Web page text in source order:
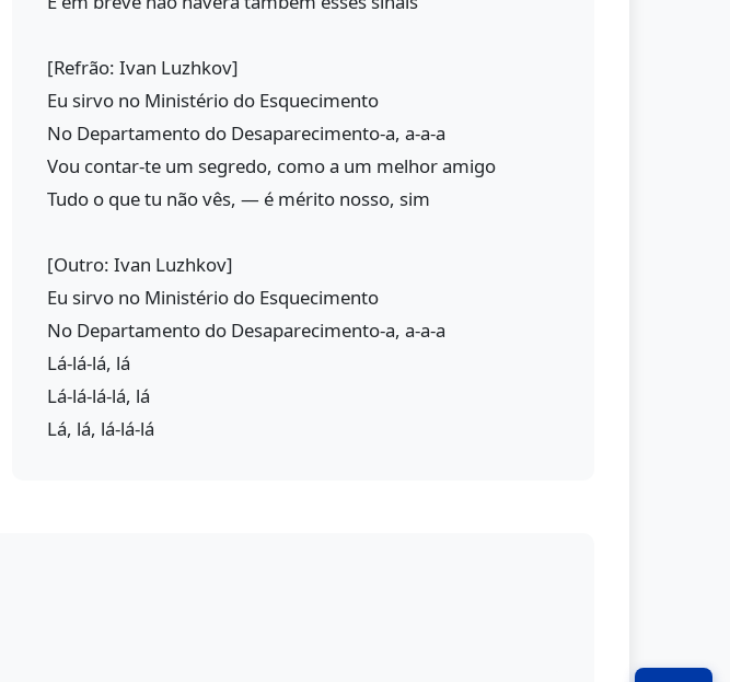
[Refrão: Ivan Luzhkov]
Eu sirvo no Ministério do Esquecimento
No Departamento do Desaparecimento-a, a-a-a
Vou contar-te um segredo, como a um melhor amigo
Tudo o que tu não vês, — é mérito nosso, sim
[Outro: Ivan Luzhkov]
Eu sirvo no Ministério do Esquecimento
No Departamento do Desaparecimento-a, a-a-a
Lá-lá-lá, lá
Lá-lá-lá-lá, lá
Lá, lá, lá-lá-lá